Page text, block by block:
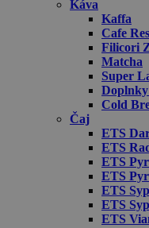
Káva
Kaffa
Cafe
Filicori
Matcha
Super
Cold
Čaj
ETS
ETS
ETS
ETS
ETS
ETS
ETS